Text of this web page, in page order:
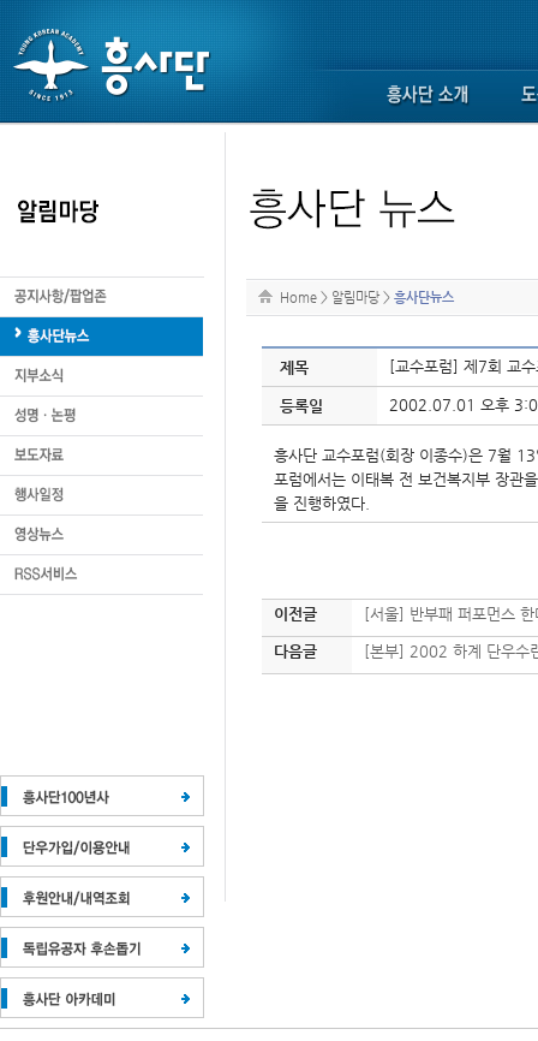
Home > 알림마당 > 흥사단뉴스
제목 [교수포럼] 제7회 교수
등록일 2002.07.01 오후
흥사단 교수포럼(회장 이종수)은 7월
포럼에서는 이태복 전 보건복지부 장관
을 진행하였다.
이전글 [서울] 반부패 퍼포먼스 한
다음글 [본부] 2002 하계 단우수